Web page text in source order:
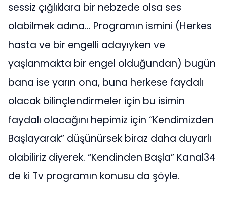
sessiz çığlıklara bir nebzede olsa ses
olabilmek adına... Programın ismini (Herkes
hasta ve bir engelli adayıyken ve
yaşlanmakta bir engel olduğundan) bugün
bana ise yarın ona, buna herkese faydalı
olacak bilinçlendirmeler için bu isimin
faydalı olacağını hepimiz için “Kendimizden
Başlayarak” düşünürsek biraz daha duyarlı
olabiliriz diyerek. “Kendinden Başla” Kanal34
de ki Tv programın konusu da şöyle.